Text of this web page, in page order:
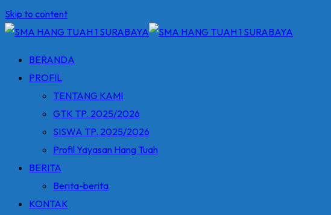
Skip to content
BERANDA
PROFIL
TENTANG KAMI
GTK TP. 2025/2026
SISWA TP. 2025/2026
Profil Yayasan Hang Tuah
BERITA
Berita-berita
KONTAK